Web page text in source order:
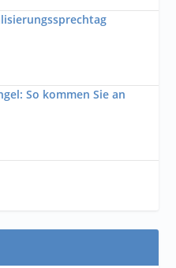
So kommen Sie an